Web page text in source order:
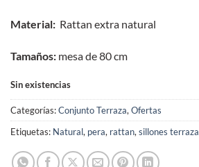
Material: Rattan extra natural
Tamaños: mesa de 80 cm
Sin existencias
Categorías:Conjunto Terraza, Ofertas
Etiquetas: Natural, pera, rattan, sillones terraza